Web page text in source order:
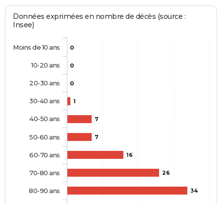
Données exprimées en nombre de décès (source :
Insee)
0
0
0
1
7
7
16
26
34
Moins de 10 ans
10-20 ans
20-30 ans
30-40 ans
40-50 ans
50-60 ans
60-70 ans
70-80 ans
80-90 ans